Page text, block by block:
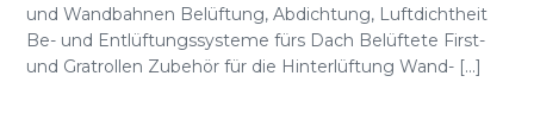
und Wandbahnen Belüftung, Abdichtung, Luftdichtheit
Be- und Entlüftungssysteme fürs Dach Belüftete First-
und Gratrollen Zubehör für die Hinterlüftung Wand- [...]